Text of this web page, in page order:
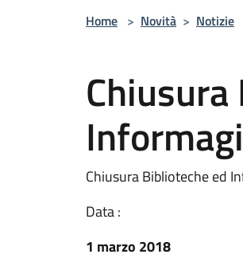
Home > Novità > Notizie
Chiusura Biblioteche ed
Data :
1 marzo 2018